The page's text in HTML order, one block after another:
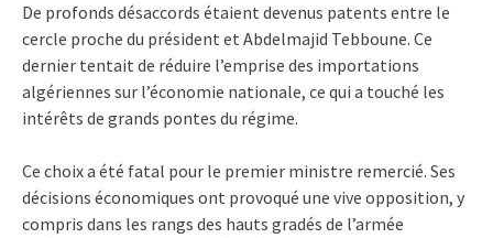
De profonds désaccords étaient devenus patents entre le
cercle proche du président et Abdelmajid Tebboune. Ce
dernier tentait de réduire l’emprise des importations
algériennes sur l’économie nationale, ce qui a touché les
intérêts de grands pontes du régime.
Ce choix a été fatal pour le premier ministre remercié. Ses
décisions économiques ont provoqué une vive opposition, y
compris dans les rangs des hauts gradés de l’armée